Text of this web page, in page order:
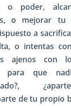
o poder,
o mejorar tu
a
o intentas
ajenos con
para que
de tu propio